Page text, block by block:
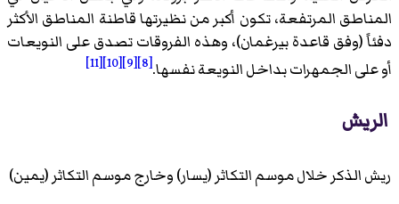
المناطق المرتفعة، تكون أكبر من نظيرتها قاطنة المناطق الأكثر
دفئاً (وفق قاعدة بيرغمان)، وهذه الفروقات تصدق على النويعات
أو على الجمهرات بداخل النويعة نفسها.[8]
[9]
[10]
[11]
الريش
ريش الذكر خلال موسم التكاثر (يسار) وخارج موسم التكاثر (يمين)